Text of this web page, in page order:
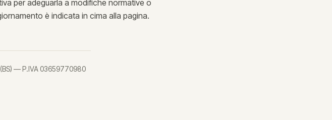
per adeguarla a modifiche normative o
è indicata in cima alla pagina.
— P.IVA 03659770980